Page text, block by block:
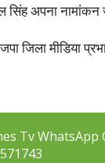
सिंह अपना
जिला मीडिया
Tv WhatsApp